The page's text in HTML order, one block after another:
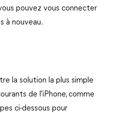
pouvez vous connecter
à nouveau.
la solution la plus simple
de l'iPhone, comme
ci-dessous pour